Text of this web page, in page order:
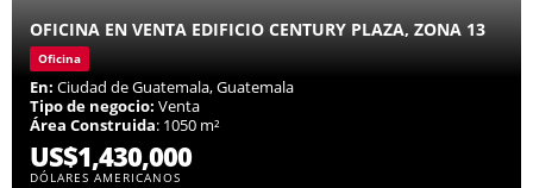
OFICINA EN VENTA EDIFICIO CENTURY PLAZA, ZONA 13
Oficina
En: Ciudad de Guatemala, Guatemala
Tipo de negocio: Venta
Área Construida: 1050 m²
US$1,430,000
DÓLARES AMERICANOS